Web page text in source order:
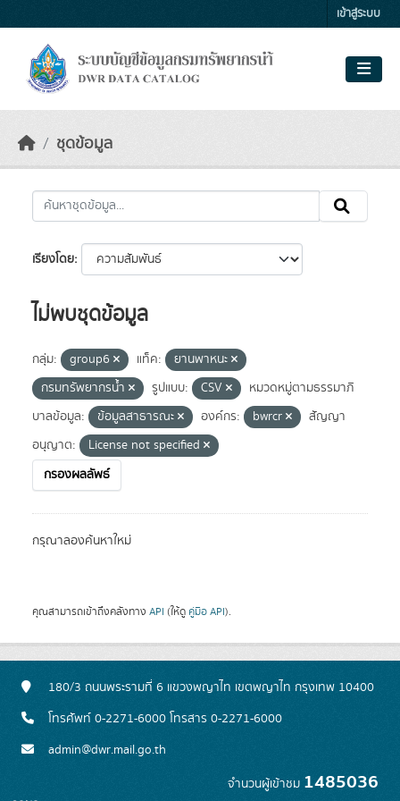
เข้าสู่ระบบ
ชุดข้อมูล
เรียงโดย
ไม่พบชุดข้อมูล
กลุ่ม: group6 แท็ค:
ยานพาหนะ
กรมทรัพยากรน้ำ
รูปแบบ: CSV
หมวดหมู่ตามธรรมาภิ
บาลข้อมูล:
ข้อมูลสาธารณะ องค์กร: bwrcr
สัญญา
อนุญาต:
License not specified
กรองผลลัพธ์
กรุณาลองค้นหาใหม่
คุณสามารถเข้าถึงคลังทาง API (ให้ดู คู่มือ API).
180/3 ถนนพระรามที่ 6 แขวงพญาไท เขตพญาไท กรุงเทพ 10400
โทรศัพท์ 0-2271-6000 โทรสาร 0-2271-6000
admin@dwr.mail.go.th
จำนวนผู้เข้าชม 1485036